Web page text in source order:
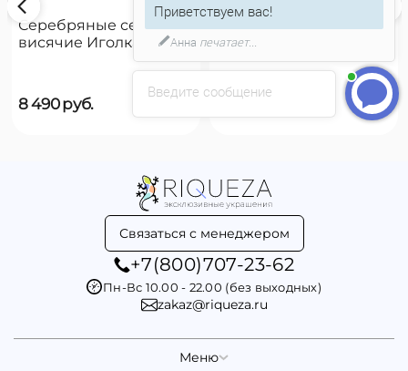
Серебряные серьги
висячие Иголка с
пуговицей UNOde50
Needle and button
8 490руб.
Серебряные серьги
висячие Чешуйки
UNOde50 Scales
8 490
Связаться с менеджером
+7(800)707-23-62
Пн-Вс 10.00 - 22.00 (без выходных)
zakaz@riqueza.ru
Меню
Введите сообщение
Приветствуем вас!
Анна печатает...